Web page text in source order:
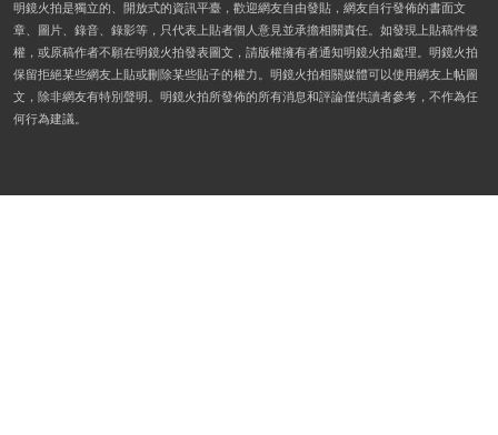
明鏡火拍是獨立的、開放式的資訊平臺，歡迎網友自由發貼，網友自行發佈的書面文
章、圖片、錄音、錄影等，只代表上貼者個人意見並承擔相關責任。如發現上貼稿件侵
權，或原稿作者不願在明鏡火拍發表圖文，請版權擁有者通知明鏡火拍處理。明鏡火拍
保留拒絕某些網友上貼或刪除某些貼子的權力。明鏡火拍相關媒體可以使用網友上帖圖
文，除非網友有特別聲明。明鏡火拍所發佈的所有消息和評論僅供讀者參考，不作為任
何行為建議。